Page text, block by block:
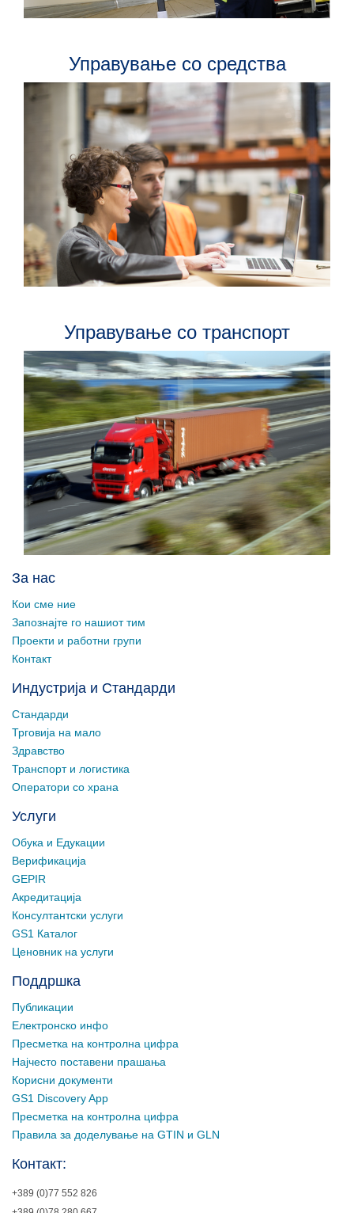
Управување со средства
Управување со транспорт
За нас
Кои сме ние
Запознајте го нашиот тим
Проекти и работни групи
Контакт
Индустрија и Стандарди
Стандарди
Трговија на мало
Здравство
Транспорт и логистика
Оператори со храна
Услуги
Обука и Едукации
Верификација
GEPIR
Акредитација
Консултантски услуги
GS1 Каталог
Ценовник на услуги
Поддршка
Публикации
Електронско инфо
Пресметка на контролна цифра
Најчесто поставени прашања
Корисни документи
GS1 Discovery App
Пресметка на контролна цифра
Правила за доделување на GTIN и GLN
Контакт:
+389 (0)77 552 826